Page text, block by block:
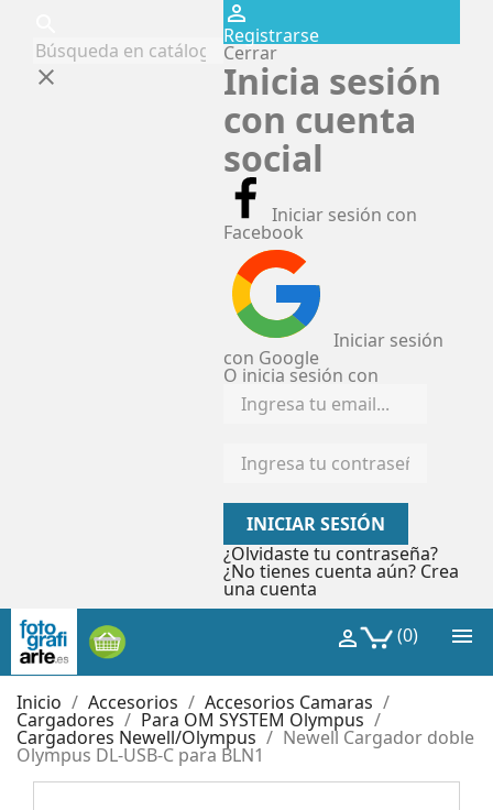
clear
perm_identity
Registrarse
Cerrar
Inicia sesión
con cuenta
social
Iniciar sesión con
Facebook
Iniciar sesión
con Google
O inicia sesión con
INICIAR SESIÓN
¿Olvidaste tu contraseña?
¿No tienes cuenta aún? Crea
una cuenta

(0)

Inicio Accesorios Accesorios Camaras
Cargadores Para OM SYSTEM Olympus
Cargadores Newell/Olympus Newell Cargador doble
Olympus DL-USB-C para BLN1